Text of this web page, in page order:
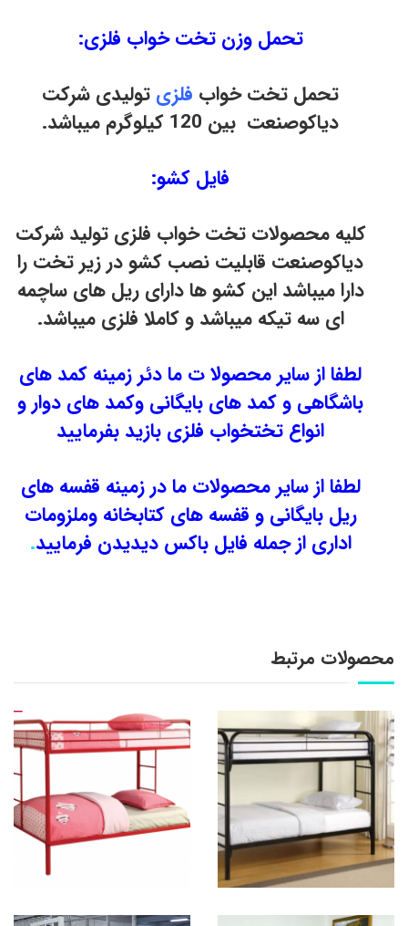
تحمل وزن تخت خواب فلزی:
تحمل تخت خواب فلزی تولیدی شرکت
دیاکوصنعت بین 120 کیلوگرم میباشد.
فایل کشو:
کلیه محصولات تخت خواب فلزی تولید شرکت
دیاکوصنعت قابلیت نصب کشو در زیر تخت را
دارا میباشد این کشو ها دارای ریل های ساچمه
ای سه تیکه میباشد و کاملا فلزی میباشد.
لطفا از سایر محصولا ت ما دئر زمینه کمد های
باشگاهی و کمد های بایگانی وکمد های دوار و
انواع تختخواب فلزی بازید بفرمایید
لطفا از سایر محصولات ما در زمینه قفسه های
ریل بایگانی و قفسه های کتابخانه وملزومات
اداری از جمله فایل باکس دیدیدن فرمایید.
محصولات مرتبط